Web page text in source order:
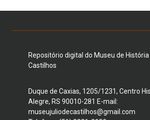
Repositório digital do Museu de
Castilhos
Duque de Caxias, 1205/1231, Centro
Alegre, RS 90010-281 E-mail:
museujuliodecastilhos@gmail.com